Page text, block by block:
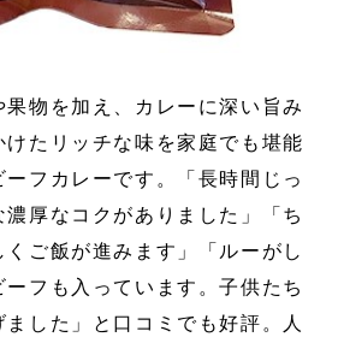
物を加え、カレーに深い旨み
けたリッチな味を家庭でも堪能
フカレーです。「長時間じっ
濃厚なコクがありました」「ち
くご飯が進みます」「ルーがし
フも入っています。子供たち
した」と口コミでも好評。人